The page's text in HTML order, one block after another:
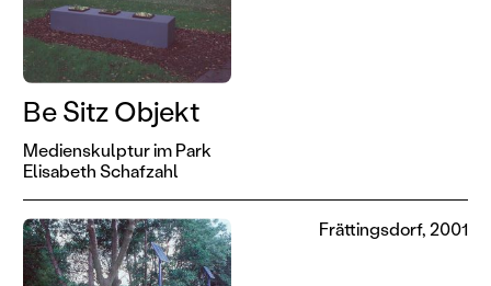
Be Sitz Objekt
Medienskulptur im Park
Elisabeth Schafzahl
Frättingsdorf, 2001